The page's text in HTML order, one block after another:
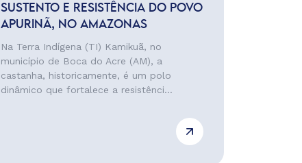
SUSTENTO E RESISTÊNCIA DO POVO
APURINÃ, NO AMAZONAS
Na Terra Indígena (TI) Kamikuã, no
município de Boca do Acre (AM), a
castanha, historicamente, é um polo
dinâmico que fortalece a resistênci...